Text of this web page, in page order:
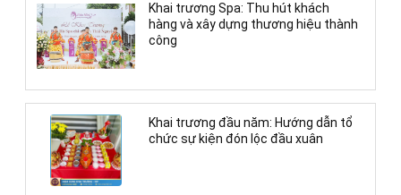
Khai trương Spa: Thu hút khách
hàng và xây dựng thương hiệu thành
công
Khai trương đầu năm: Hướng dẫn tổ
chức sự kiện đón lộc đầu xuân